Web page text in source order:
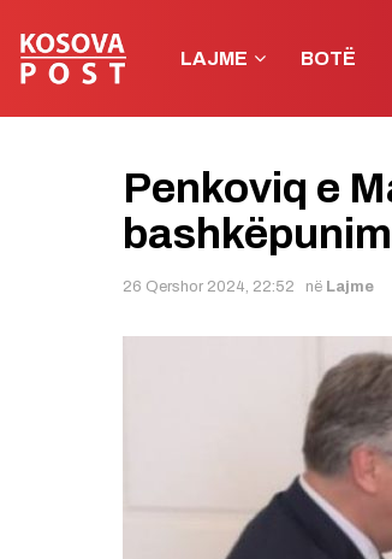
LAJME BOTË
Penkoviq e
26 Qershor 2024, 22:52 në Lajme